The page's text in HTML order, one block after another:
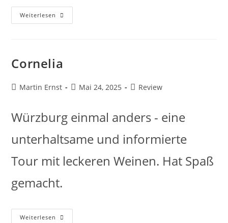
Weiterlesen
Cornelia
Martin Ernst Mai 24, 2025 Review
Würzburg einmal anders - eine
unterhaltsame und informierte
Tour mit leckeren Weinen. Hat Spaß
gemacht.
Weiterlesen